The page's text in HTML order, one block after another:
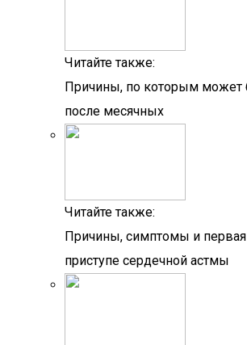
Читайте также:
Причины, по которым может
после месячных
Читайте также:
Причины, симптомы и
приступе сердечной астмы